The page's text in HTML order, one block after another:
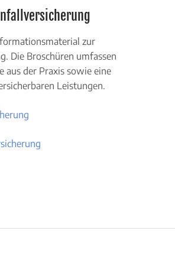
zur
Die Broschüren umfassen
aus der Praxis sowie eine
Leistungen.